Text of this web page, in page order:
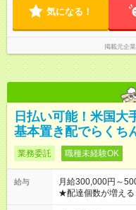
気になる！
掲載元企
日払い可能！米国大
基本置き配でらくち
業務委託 職種未経験OK
給与
月給300,000円～
★配達個数が増える
ど！ ・主要都市エリア 月収55万円／週5日稼働 月収65万~112